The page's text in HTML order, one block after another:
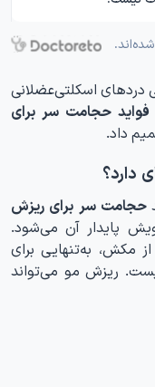
اسکلتی‌عضلانی
فواید حجامت سر برای
داد.
حجامت سر برای ریزش
پایدار آن می‌شود.
به‌تنهایی برای
ریزش مو می‌تواند